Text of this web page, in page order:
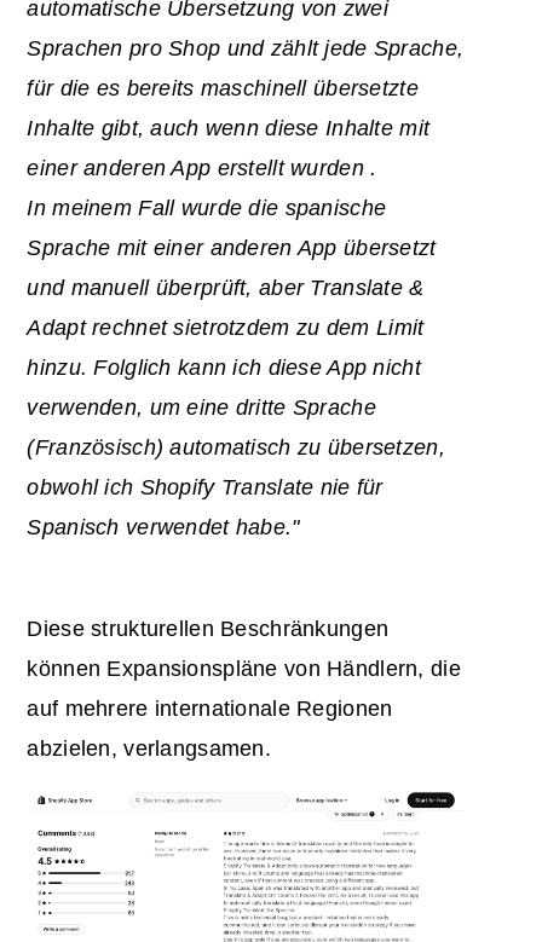
automatische Übersetzung von zwei
Sprachen pro Shop und zählt jede Sprache,
für die es bereits maschinell übersetzte
Inhalte gibt, auch wenn diese Inhalte mit
einer anderenApp erstellt wurden.
In meinem Fall wurde die spanische
Sprache mit einer anderen App übersetzt
und manuell überprüft, aber Translate &
Adapt rechnetsietrotzdem zu dem Limit
hinzu. Folglich kann ich diese App nicht
verwenden, um eine dritte Sprache
(Französisch) automatisch zu übersetzen,
obwohl ich Shopify Translate nie für
Spanisch verwendet habe."
Diese strukturellen Beschränkungen
können Expansionspläne von Händlern, die
auf mehrere internationale Regionen
abzielen, verlangsamen.